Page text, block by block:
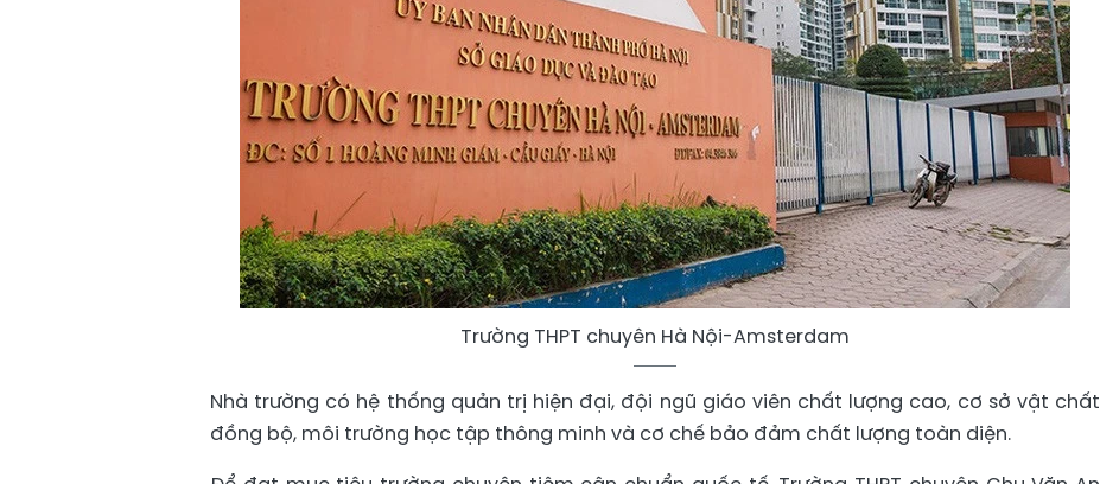
Trường THPT chuyên Hà Nội-Amsterdam
Nhà trường có hệ thống quản trị hiện đại, đội ngũ giáo viên chất lượng cao, cơ sở vật chất
đồng bộ, môi trường học tập thông minh và cơ chế bảo đảm chất lượng toàn diện.